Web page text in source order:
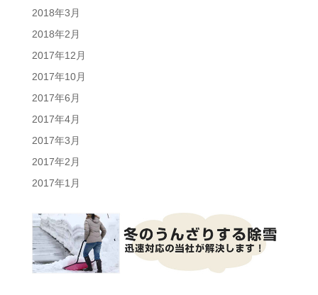
2018年3月
2018年2月
2017年12月
2017年10月
2017年6月
2017年4月
2017年3月
2017年2月
2017年1月